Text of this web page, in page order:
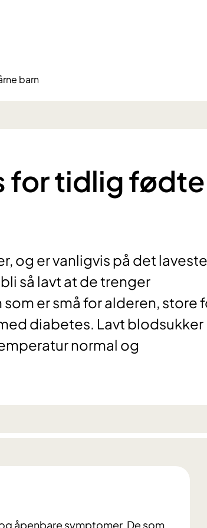
barn
for tidlig fødte
og er vanligvis på det laveste
så lavt at de trenger
er små for alderen, store
diabetes. Lavt blodsukker
normal og
åpenbare symptomer. De som